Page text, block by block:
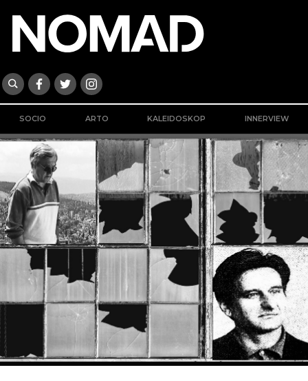
SOCIO ARTO KALEIDOSKOP INNERVIEW